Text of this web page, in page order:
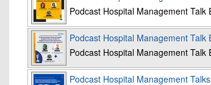
Podcast Hospital Management
Podcast Hospital Management Talk
Podcast Hospital Management
Podcast Hospital Management